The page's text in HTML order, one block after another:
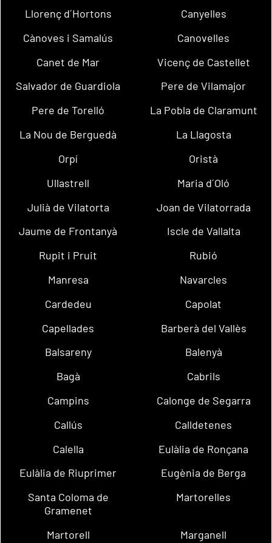
Llorenç d´Hortons
Canyelles
Cànoves i Samalús
Canovelles
Canet de Mar
Vicenç de Castellet
Salvador de Guardiola
Pere de Vilamajor
Pere de Torelló
La Pobla de Claramunt
La Nou de Berguedà
La Llagosta
Orpí
Oristà
Ullastrell
Maria d´Oló
Julià de Vilatorta
Joan de Vilatorrada
Jaume de Frontanyà
Iscle de Vallalta
Rupit i Pruit
Rubió
Manresa
Navarcles
Cardedeu
Capolat
Capellades
Barberà del Vallès
Balsareny
Balenyà
Bagà
Cabrils
Campins
Calonge de Segarra
Callús
Calldetenes
Calella
Eulàlia de Ronçana
Eulàlia de Riuprimer
Eugènia de Berga
Santa Coloma de
Gramenet
Martorelles
Martorell
Marganell